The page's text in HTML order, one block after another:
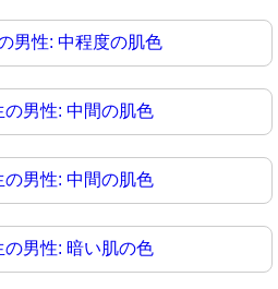
男性: 中程度の肌色
の男性: 中間の肌色
の男性: 中間の肌色
の男性: 暗い肌の色